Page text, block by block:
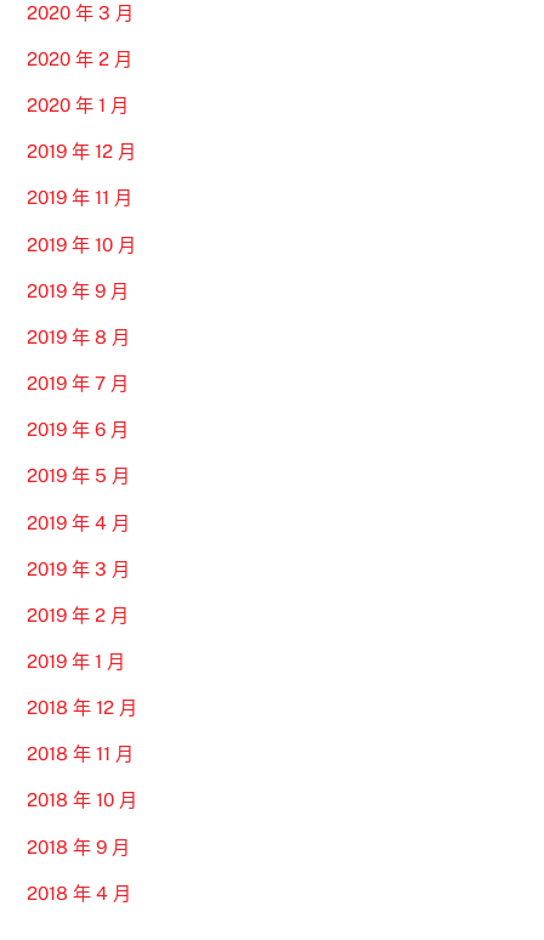
2020 年 3 月
2020 年 2 月
2020 年 1 月
2019 年 12 月
2019 年 11 月
2019 年 10 月
2019 年 9 月
2019 年 8 月
2019 年 7 月
2019 年 6 月
2019 年 5 月
2019 年 4 月
2019 年 3 月
2019 年 2 月
2019 年 1 月
2018 年 12 月
2018 年 11 月
2018 年 10 月
2018 年 9 月
2018 年 4 月